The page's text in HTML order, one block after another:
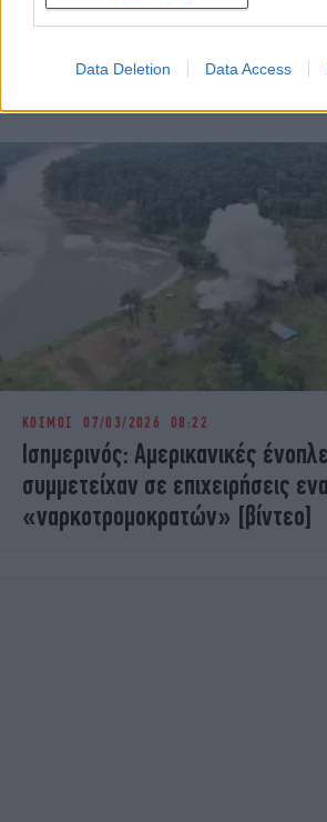
Data Deletion Data Access
λόγο που ίσως δεν είχες
ΚΟΣΜΟΣ 07/03/2026 08:22
Ισημερινός: Αμερικανικές
συμμετείχαν σε επιχειρήσεις
«ναρκοτρομοκρατών» [βίντεο]